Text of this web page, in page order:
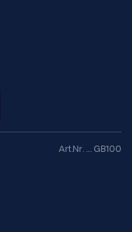
Art.Nr. .... GB100